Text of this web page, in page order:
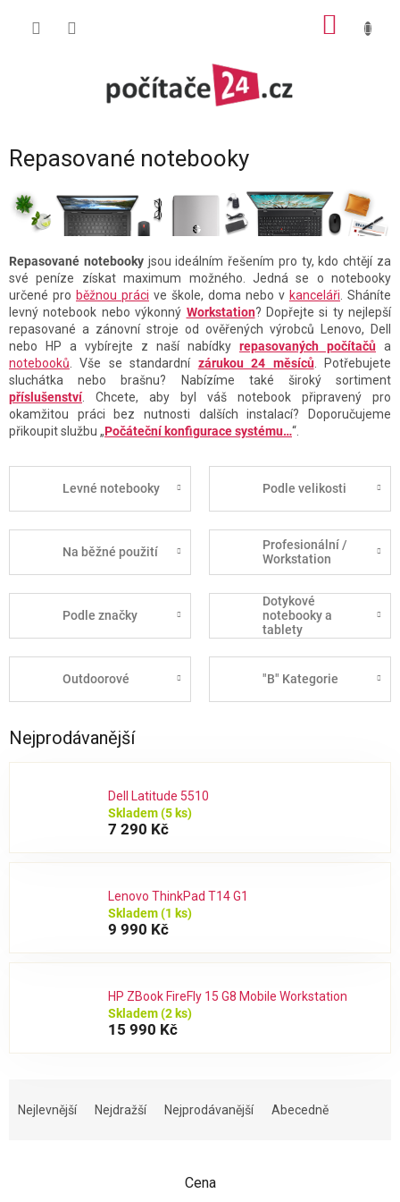
Repasované notebooky
Repasované notebookyjsou ideálním řešením pro ty, kdo chtějí za
své peníze získat maximum možného. Jedná se o notebooky
určené pro běžnou práci ve škole, doma nebo v kanceláři . Sháníte
levný notebook nebo výkonný Workstation? Dopřejte si ty nejlepší
repasované a zánovní stroje od ověřených výrobců Lenovo, Dell
nebo HP a vybírejte z naší nabídky repasovaných počítačů a
notebooků . Vše se standardní zárukou 24 měsíců. Potřebujete
sluchátka nebo brašnu? Nabízíme také široký sortiment
příslušenství. Chcete, aby byl váš notebook připravený pro
okamžitou práci bez nutnosti dalších instalací? Doporučujeme
přikoupit službu „Počáteční konfigurace systému…“.
Levné notebooky Podle velikosti
Na běžné použití
Profesionální /
Workstation
Podle značky
Dotykové
notebooky a
tablety
Outdoorové "B" Kategorie
Nejprodávanější
Dell Latitude 5510
Skladem(5 ks)
7 290 Kč
Lenovo ThinkPad T14 G1
Skladem(1 ks)
9 990 Kč
HP ZBook FireFly 15 G8 Mobile Workstation
Skladem(2 ks)
15 990 Kč
Nejlevnější Nejdražší Nejprodávanější Abecedně
Cena